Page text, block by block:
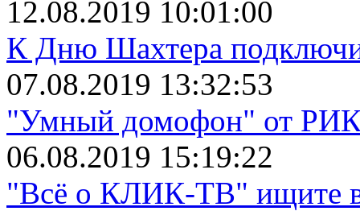
12.08.2019 10:01:00
К Дню Шахтера
07.08.2019 13:32:53
"Умный домофон" от
06.08.2019 15:19:22
"Всё о КЛИК-ТВ" ищите в